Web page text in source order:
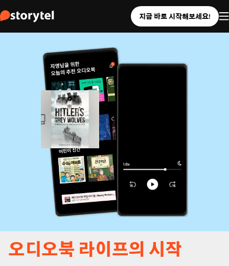
지금 바로 시작해보세요!
오디오북 라이프의 시작